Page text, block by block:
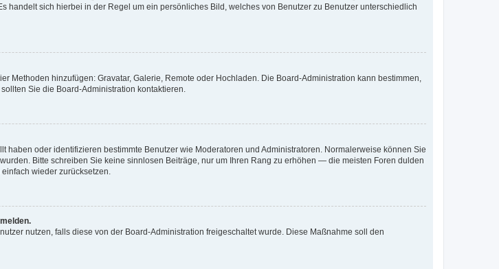
handelt sich hierbei in der Regel um ein persönliches Bild, welches von Benutzer zu Benutzer unterschiedlich
Methoden hinzufügen: Gravatar, Galerie, Remote oder Hochladen. Die Board-Administration kann bestimmen,
Sie die Board-Administration kontaktieren.
oder identifizieren bestimmte Benutzer wie Moderatoren und Administratoren. Normalerweise können Sie
Bitte schreiben Sie keine sinnlosen Beiträge, nur um Ihren Rang zu erhöhen — die meisten Foren dulden
wieder zurücksetzen.
nutzen, falls diese von der Board-Administration freigeschaltet wurde. Diese Maßnahme soll den